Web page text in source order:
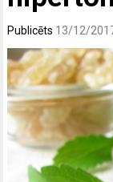
Publicēts 13/12/